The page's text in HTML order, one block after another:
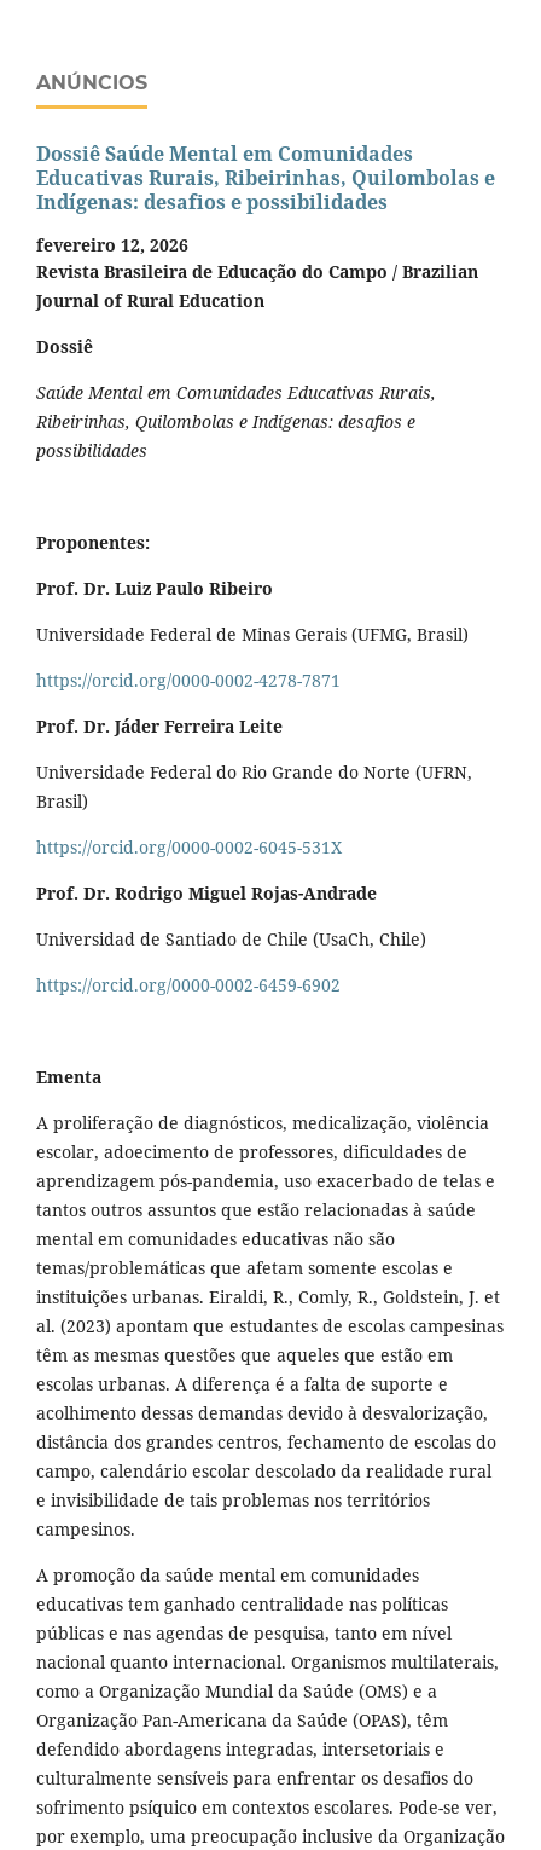
ANÚNCIOS
Dossiê Saúde Mental em Comunidades
Educativas Rurais, Ribeirinhas, Quilombolas e
Indígenas: desafios e possibilidades
fevereiro 12, 2026
Revista Brasileira de Educação do Campo / Brazilian
Journal of Rural Education
Dossiê
Saúde Mental em Comunidades Educativas Rurais,
Ribeirinhas, Quilombolas e Indígenas: desafios e
possibilidades
Proponentes:
Prof. Dr. Luiz Paulo Ribeiro
Universidade Federal de Minas Gerais (UFMG, Brasil)
https://orcid.org/0000-0002-4278-7871
Prof. Dr. Jáder Ferreira Leite
Universidade Federal do Rio Grande do Norte (UFRN,
Brasil)
https://orcid.org/0000-0002-6045-531X
Prof. Dr. Rodrigo Miguel Rojas-Andrade
Universidad de Santiado de Chile (UsaCh, Chile)
https://orcid.org/0000-0002-6459-6902
Ementa
A proliferação de diagnósticos, medicalização, violência
escolar, adoecimento de professores, dificuldades de
aprendizagem pós-pandemia, uso exacerbado de telas e
tantos outros assuntos que estão relacionadas à saúde
mental em comunidades educativas não são
temas/problemáticas que afetam somente escolas e
instituições urbanas. Eiraldi, R., Comly, R., Goldstein, J. et
al. (2023) apontam que estudantes de escolas campesinas
têm as mesmas questões que aqueles que estão em
escolas urbanas. A diferença é a falta de suporte e
acolhimento dessas demandas devido à desvalorização,
distância dos grandes centros, fechamento de escolas do
campo, calendário escolar descolado da realidade rural
e invisibilidade de tais problemas nos territórios
campesinos.
A promoção da saúde mental em comunidades
educativas tem ganhado centralidade nas políticas
públicas e nas agendas de pesquisa, tanto em nível
nacional quanto internacional. Organismos multilaterais,
como a Organização Mundial da Saúde (OMS) e a
Organização Pan-Americana da Saúde (OPAS), têm
defendido abordagens integradas, intersetoriais e
culturalmente sensíveis para enfrentar os desafios do
sofrimento psíquico em contextos escolares. Pode-se ver,
por exemplo, uma preocupação inclusive da Organização